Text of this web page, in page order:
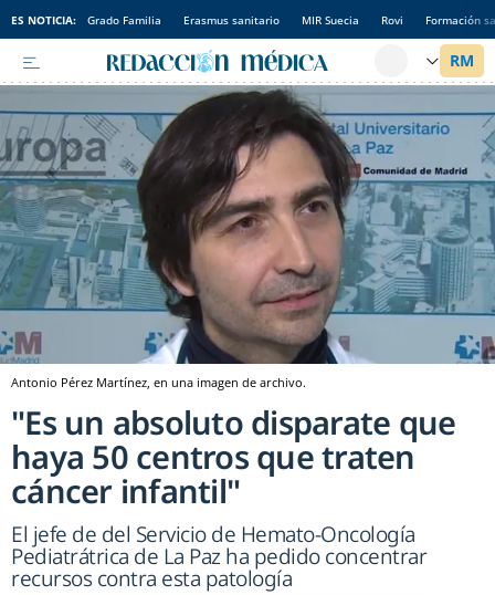
ES NOTICIA: Grado Familia Erasmus sanitario MIR Suecia Rovi Formación
Antonio Pérez Martínez, en una imagen de archivo.
"Es un absoluto disparate que
haya 50 centros que traten
cáncer infantil"
El jefe de del Servicio de Hemato-Oncología
Pediatrátrica de La Paz ha pedido concentrar
recursos contra esta patología